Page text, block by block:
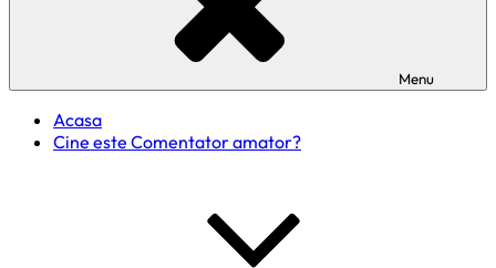
Menu
Acasa
Cine este Comentator amator?